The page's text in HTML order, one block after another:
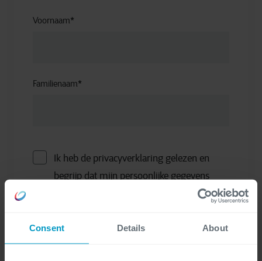
Consent Details About
Voornaam*
Familienaam*
Ik heb de privacyverklaring gelezen en
begrijp dat mijn persoonlijke gegevens
zullen worden verwerkt om toegang te
informatiematerialen (Ebook, whitepaper,
...) en om vervolg-e-mails te ontvangen